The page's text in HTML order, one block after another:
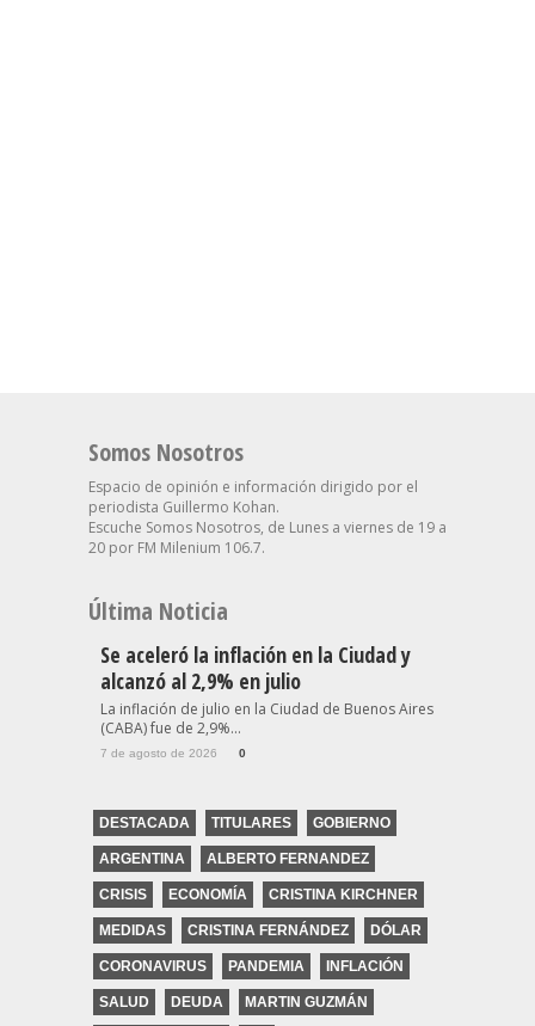
Somos Nosotros
Espacio de opinión e información dirigido por el
periodista Guillermo Kohan.
Escuche Somos Nosotros, de Lunes a viernes de 19 a
20 por FM Milenium 106.7.
Última Noticia
Se aceleró la inflación en la Ciudad y
alcanzó al 2,9% en julio
La inflación de julio en la Ciudad de Buenos Aires
(CABA) fue de 2,9%...
7 de agosto de 2026 0
DESTACADA TITULARES GOBIERNO
ARGENTINA ALBERTO FERNANDEZ
CRISIS ECONOMÍA CRISTINA KIRCHNER
MEDIDAS CRISTINA FERNÁNDEZ DÓLAR
CORONAVIRUS PANDEMIA INFLACIÓN
SALUD DEUDA MARTIN GUZMÁN